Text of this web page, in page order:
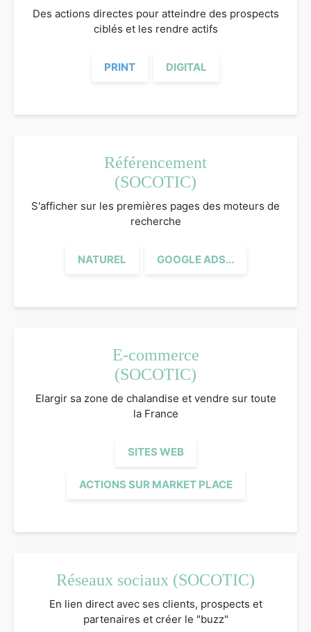
Des actions directes pour atteindre des prospects
ciblés et les rendre actifs
PRINT DIGITAL
Référencement
(SOCOTIC)
S'afficher sur les premières pages des moteurs de
recherche
NATUREL GOOGLE ADS...
E-commerce
(SOCOTIC)
Elargir sa zone de chalandise et vendre sur toute
la France
SITES WEB
ACTIONS SUR MARKET PLACE
Réseaux sociaux (SOCOTIC)
En lien direct avec ses clients, prospects et
partenaires et créer le "buzz"